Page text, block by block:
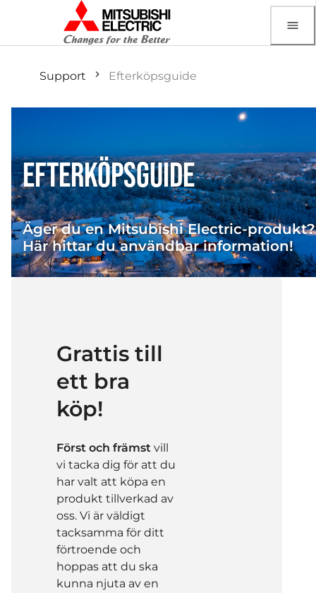
Support Efterköpsguide
EFTERKÖPSGUIDE
Äger du en Mitsubishi Electric-produkt?
Här hittar du användbar information!
Grattis till
ett bra
köp!
Först och främst vill
vi tacka dig för att du
har valt att köpa en
produkt tillverkad av
oss. Vi är väldigt
tacksamma för ditt
förtroende och
hoppas att du ska
kunna njuta av en